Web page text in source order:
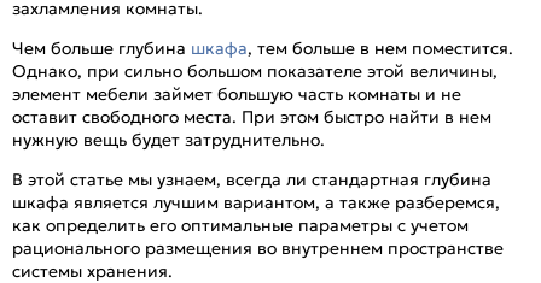
захламления комнаты.
Чем больше глубина шкафа, тем больше в нем поместится.
Однако, при сильно большом показателе этой величины,
элемент мебели займет большую часть комнаты и не
оставит свободного места. При этом быстро найти в нем
нужную вещь будет затруднительно.
В этой статье мы узнаем, всегда ли стандартная глубина
шкафа является лучшим вариантом, а также разберемся,
как определить его оптимальные параметры с учетом
рационального размещения во внутреннем пространстве
системы хранения.